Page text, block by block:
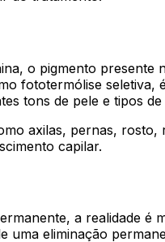
o pigmento
fototermólise
tons de pele e tipos
axilas, pernas,
capilar.
a realidade é
eliminação